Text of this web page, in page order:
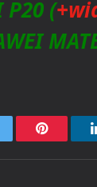
P20 (
Pinterest